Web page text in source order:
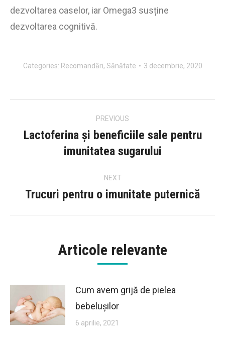
dezvoltarea oaselor, iar Omega3 susține
dezvoltarea cognitivă.
Categories: Recomandări, Sănătate 3 decembrie, 2020
navigation
PREVIOUS
post:
Lactoferina și beneficiile sale pentru
imunitatea sugarului
NEXT
Next
Trucuri pentru o imunitate puternică
Articole relevante
Cum avem grijă de pielea
bebelușilor
6 aprilie, 2021